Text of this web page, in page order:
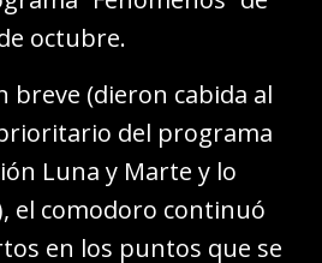
octubre.
breve (dieron cabida al
del programa
Luna y Marte y lo
el comodoro continuó
en los puntos que se